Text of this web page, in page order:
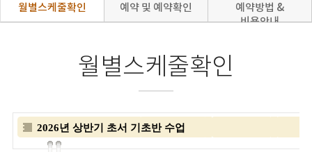
월별스케줄확인 예약 및 예약확인
예약방법 &
비용안내
월별스케줄확인
2026년 상반기 초서 기초반 수업